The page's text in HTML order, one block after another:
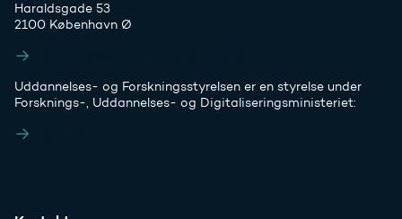
Haraldsgade 53
2100 København Ø
Uddannelses- og Forskningsstyrelsen er en styrelse under
Forsknings-, Uddannelses- og Digitaliseringsministeriet: